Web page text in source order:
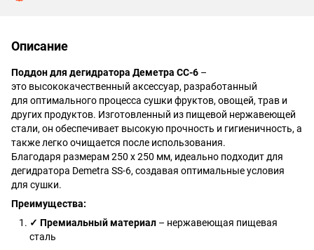
Описание
Поддон для дегидратора Деметра СС-6 –
это высококачественный аксессуар, разработанный
для оптимального процесса сушки фруктов, овощей, трав и
других продуктов. Изготовленный из пищевой нержавеющей
стали, он обеспечивает высокую прочность и гигиеничность, а
также легко очищается после использования.
Благодаря размерам 250 x 250 мм, идеально подходит для
дегидратора Demetra SS-6, создавая оптимальные условия
для сушки.
Преимущества:
✓ Премиальный материал – нержавеющая пищевая
сталь